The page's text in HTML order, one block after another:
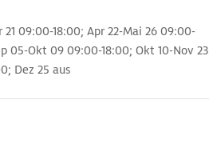
21 09:00-18:00; Apr 22-Mai 26 09:00-
05-Okt 09 09:00-18:00; Okt 10-Nov 23
Dez 25 aus